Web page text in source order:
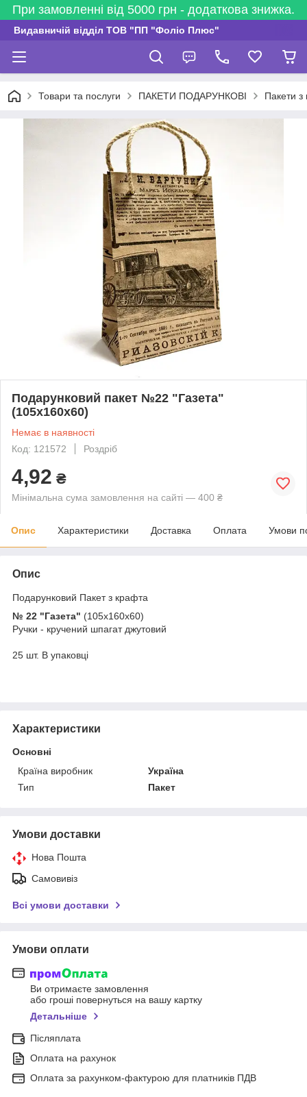
При замовленні від 5000 грн - додаткова знижка.
Видавничій відділ ТОВ "ПП "Фоліо Плюс"
Товари та послуги ПАКЕТИ ПОДАРУНКОВІ Пакети з
Подарунковий пакет №22 "Газета"
(105х160х60)
Немає в наявності
Код: 121572
Роздріб
4,92 ₴
Мінімальна сума замовлення на сайті — 400 ₴
Опис Характеристики Доставка Оплата Умови
Опис
Подарунковий Пакет з крафта
№ 22 "Газета" (105х160х60)
Ручки - кручений шпагат джутовий
25 шт. В упаковці
Характеристики
Основні
Країна виробник
Україна
Тип
Пакет
Умови доставки
Нова Пошта
Самовивіз
Всі умови доставки
Умови оплати
Ви отримаєте замовлення
або гроші повернуться на вашу картку
Детальніше
Післяплата
Оплата на рахунок
Оплата за рахунком-фактурою для платників ПДВ